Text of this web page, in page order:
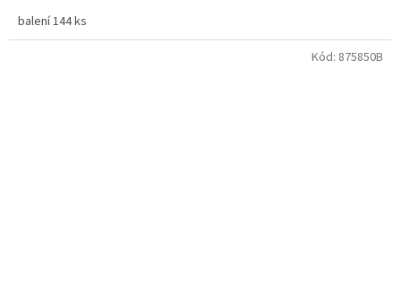
balení 144 ks
Kód: 875850B